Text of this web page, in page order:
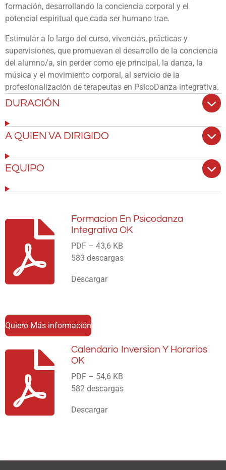
formación, desarrollando la conciencia corporal y el
potencial espiritual que cada ser humano trae.
Estimular a lo largo del curso, vivencias, prácticas y
supervisiones, que promuevan el desarrollo de la conciencia
del alumno/a, sin perder como eje principal, la danza, la
música y el movimiento corporal, al servicio de la
profesionalización de terapeutas en PsicoDanza integrativa.
DURACIÓN
A QUIEN VA DIRIGIDO
EQUIPO
Formacion En Psicodanza
Integrativa OK
PDF – 43,6 KB
583 descargas
Descargar
Quiero Más información
Calendario Inversion Y Horarios
OK
PDF – 54,6 KB
582 descargas
Descargar